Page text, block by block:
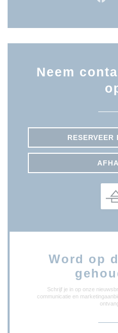
Neem
RESERVEER
Word op
Schrijf je in op onze
communicatie en